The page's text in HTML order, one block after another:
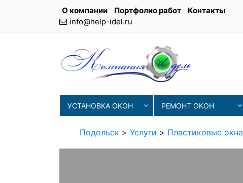
О компании Портфолио работ Контакты
info@help-idel.ru
УСТАНОВКА ОКОН РЕМОНТ ОКОН
Подольск > Услуги > Пластиковые окна